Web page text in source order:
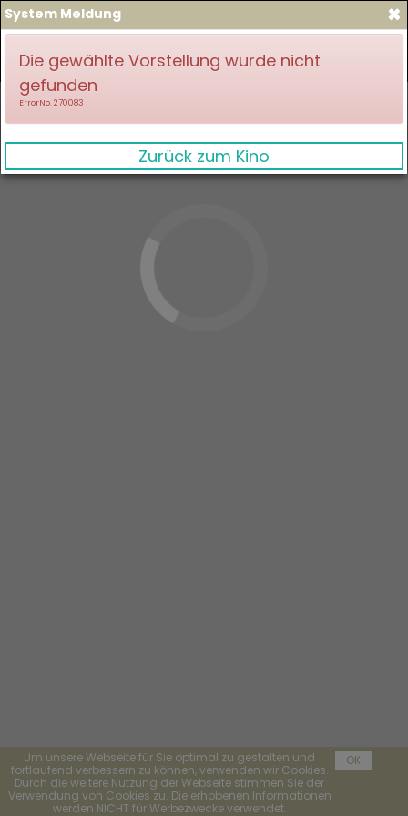
Um unsere Webseite für Sie optimal zu gestalten und
fortlaufend verbessern zu können, verwenden wir Cookies.
Durch die weitere Nutzung der Webseite stimmen Sie der
Verwendung von Cookies zu. Die erhobenen Informationen
werden NICHT für Werbezwecke verwendet.
OK
×
System Meldung
Die gewählte Vorstellung wurde nicht
gefunden
ErrorNo. 270083
Zurück zum Kino